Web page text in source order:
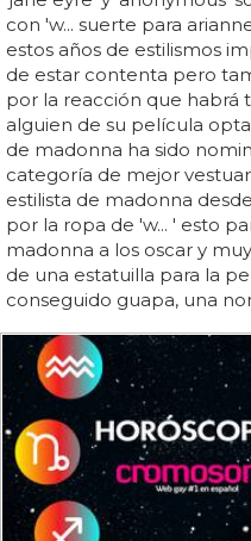
con 'w... suerte para
estos años de estilismos
de estar contenta pero
por la reacción que habrá
alguien de su película opta
de madonna ha sido
categoría de mejor
estilista de madonna
por la ropa de 'w... ' esto
madonna a los oscar y
de una estatuilla para la
conseguido guapa, una